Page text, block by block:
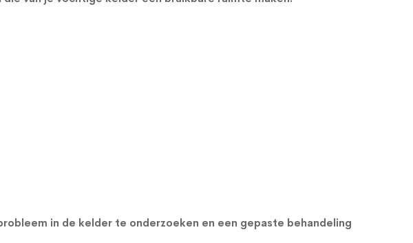
in de kelder te onderzoeken en een gepaste behandeling